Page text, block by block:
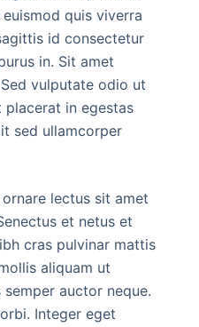
quis viverra
id consectetur
in. Sit amet
vulputate odio ut
placerat in egestas
sed ullamcorper
lectus sit amet
et netus et
cras pulvinar mattis
aliquam ut
auctor neque.
Integer eget